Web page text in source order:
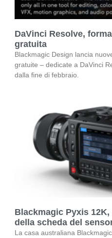
DaVinci Resolve,
gratuita
Blackmagic Design lancia
gratuite – dedicate a DaVinci
dalla fine di febbraio.
Blackmagic Pyxis
della scheda del
La casa australiana